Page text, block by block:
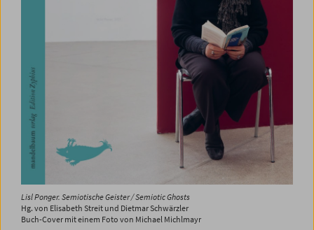
Lisl Ponger. Semiotische Geister / Semiotic Ghosts
Hg. von Elisabeth Streit und Dietmar Schwärzler
Buch-Cover mit einem Foto von Michael Michlmayr